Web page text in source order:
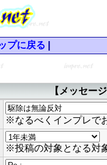
プに戻る
【メッセー
※なるべくインプレで
※投稿の対象となる対